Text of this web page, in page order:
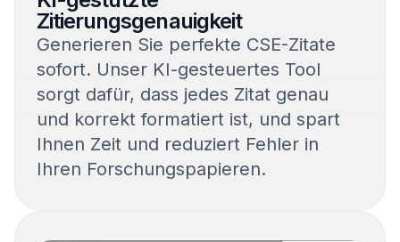
Zitierungsgenauigkeit
Generieren Sie perfekte CSE-Zitate
sofort. Unser KI-gesteuertes Tool
sorgt dafür, dass jedes Zitat genau
und korrekt formatiert ist, und spart
Ihnen Zeit und reduziert Fehler in
Ihren Forschungspapieren.